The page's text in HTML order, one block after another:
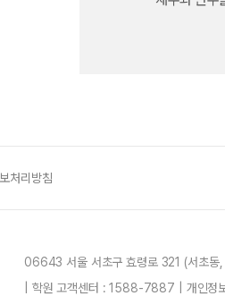
처리방침
06643 서울 서초구 효령로 321 (서초
| 학원 고객센터 : 1588-7887 | 개인